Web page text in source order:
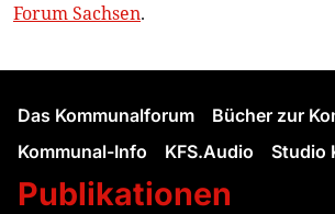
Forum Sachsen.
Das Kommunalforum
Bücher zur
Kommunal-Info
KFS.Audio Studio
Publikationen